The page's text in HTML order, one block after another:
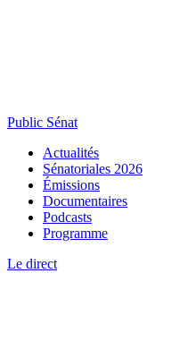
Public Sénat
Actualités
Sénatoriales 2026
Émissions
Documentaires
Podcasts
Programme
Le direct